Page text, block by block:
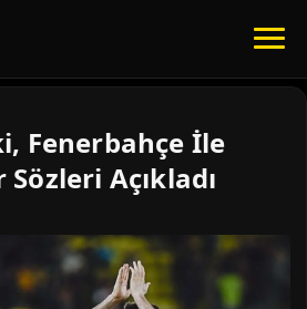
Fenerbahçe İle
Açıkladı